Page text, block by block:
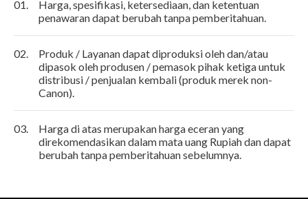
01.
Harga, spesifikasi, ketersediaan, dan ketentuan
penawaran dapat berubah tanpa pemberitahuan.
02.
Produk / Layanan dapat diproduksi oleh dan/atau
dipasok oleh produsen / pemasok pihak ketiga untuk
distribusi / penjualan kembali (produk merek non-
Canon).
03.
Harga di atas merupakan harga eceran yang
direkomendasikan dalam mata uang Rupiah dan dapat
berubah tanpa pemberitahuan sebelumnya.